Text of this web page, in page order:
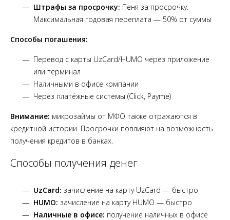
Штрафы за просрочку: Пеня за просрочку.
Максимальная годовая переплата — 50% от суммы
Способы погашения:
Перевод с карты UzCard/HUMO через приложение
или терминал
Наличными в офисе компании
Через платёжные системы (Click, Payme)
Внимание: микрозаймы от МФО также отражаются в
кредитной истории. Просрочки повлияют на возможность
получения кредитов в банках.
Способы получения денег
UzCard: зачисление на карту UzCard — быстро
HUMO: зачисление на карту HUMO — быстро
Наличные в офисе: получение наличных в офисе